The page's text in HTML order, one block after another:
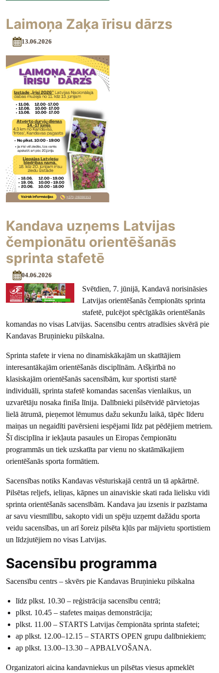
Laimoņa Zaķa īrisu dārzs
13.06.2026
Kandava uzņems Latvijas
čempionātu orientēšanās
sprinta stafetē
04.06.2026
Svētdien, 7. jūnijā, Kandavā norisināsies
Latvijas orientēšanās čempionāts sprinta
stafetē, pulcējot spēcīgākās orientēšanās
komandas no visas Latvijas. Sacensību centrs atradīsies skvērā pie
Kandavas Bruņinieku pilskalna.
Sprinta stafete ir viena no dinamiskākajām un skatītājiem
interesantākajām orientēšanās disciplīnām. Atšķirībā no
klasiskajām orientēšanās sacensībām, kur sportisti startē
individuāli, sprinta stafetē komandas sacenšas vienlaikus, un
uzvarētāju nosaka finiša līnija. Dalībnieki pilsētvidē pārvietojas
lielā ātrumā, pieņemot lēmumus dažu sekunžu laikā, tāpēc līderu
maiņas un negaidīti pavērsieni iespējami līdz pat pēdējiem metriem.
Šī disciplīna ir iekļauta pasaules un Eiropas čempionātu
programmās un tiek uzskatīta par vienu no skatāmākajiem
orientēšanās sporta formātiem.
Sacensības notiks Kandavas vēsturiskajā centrā un tā apkārtnē.
Pilsētas reljefs, ieliņas, kāpnes un ainaviskie skati rada lielisku vidi
sprinta orientēšanās sacensībām. Kandava jau izsenis ir pazīstama
ar savu viesmīlību, sakopto vidi un spēju uzņemt dažādu sporta
veidu sacensības, un arī šoreiz pilsēta kļūs par mājvietu sportistiem
un līdzjutējiem no visas Latvijas.
Sacensību programma
Sacensību centrs – skvērs pie Kandavas Bruņinieku pilskalna
līdz plkst. 10.30 – reģistrācija sacensību centrā;
plkst. 10.45 – stafetes maiņas demonstrācija;
plkst. 11.00 – STARTS Latvijas čempionāta sprinta stafetei;
ap plkst. 12.00–12.15 – STARTS OPEN grupu dalībniekiem;
ap plkst. 13.00–13.30 – APBALVOŠANA.
Organizatori aicina kandavniekus un pilsētas viesus apmeklēt